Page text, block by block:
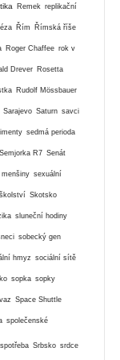
Remek replikační
Řím Římská říše
Roger Chaffee rok v
Drever Rosetta
Rudolf Mössbauer
Sarajevo Saturn savci
sedmá perioda
Semjorka R7 Senát
sexuální
školství Skotsko
sluneční hodiny
sobecký gen
hmyz sociální sítě
sopka sopky
Space Shuttle
společenské
spotřeba Srbsko srdce